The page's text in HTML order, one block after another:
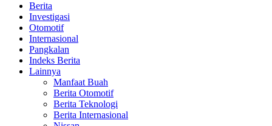
Berita
Investigasi
Otomotif
Internasional
Pangkalan
Indeks Berita
Lainnya
Manfaat Buah
Berita Otomotif
Berita Teknologi
Berita Internasional